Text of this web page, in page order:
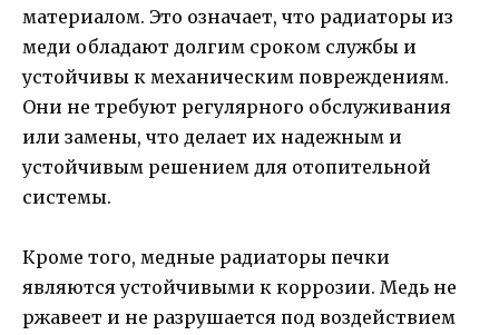
материалом. Это означает, что радиаторы из
меди обладают долгим сроком службы и
устойчивы к механическим повреждениям.
Они не требуют регулярного обслуживания
или замены, что делает их надежным и
устойчивым решением для отопительной
системы.
Кроме того, медные радиаторы печки
являются устойчивыми к коррозии. Медь не
ржавеет и не разрушается под воздействием